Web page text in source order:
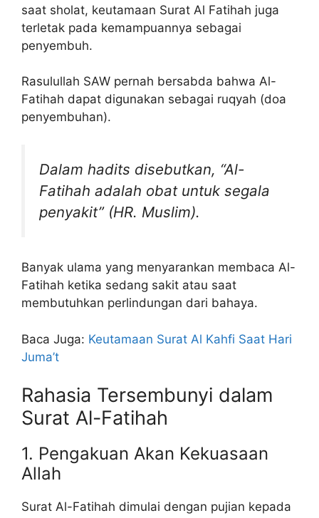
saat sholat, keutamaan Surat Al Fatihah juga
terletak pada kemampuannya sebagai
penyembuh.
Rasulullah SAW pernah bersabda bahwa Al-
Fatihah dapat digunakan sebagai ruqyah (doa
penyembuhan).
Dalam hadits disebutkan, “Al-
Fatihah adalah obat untuk segala
penyakit” (HR. Muslim).
Banyak ulama yang menyarankan membaca Al-
Fatihah ketika sedang sakit atau saat
membutuhkan perlindungan dari bahaya.
Baca Juga: Keutamaan Surat Al Kahfi Saat Hari
Juma’t
Rahasia Tersembunyi dalam
Surat Al-Fatihah
1. Pengakuan Akan Kekuasaan
Allah
Surat Al-Fatihah dimulai dengan pujian kepada